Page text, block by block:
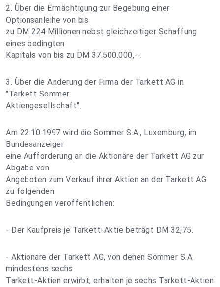
2. Über die Ermächtigung zur Begebung einer
Optionsanleihe von bis
zu DM 224 Millionen nebst gleichzeitiger Schaffung
eines bedingten
Kapitals von bis zu DM 37.500.000,--.
3. Über die Änderung der Firma der Tarkett AG in
"Tarkett Sommer
Aktiengesellschaft".
Am 22.10.1997 wird die Sommer S.A., Luxemburg, im
Bundesanzeiger
eine Aufforderung an die Aktionäre der Tarkett AG zur
Abgabe von
Angeboten zum Verkauf ihrer Aktien an der Tarkett AG
zu folgenden
Bedingungen veröffentlichen:
- Der Kaufpreis je Tarkett-Aktie beträgt DM 32,75.
- Aktionäre der Tarkett AG, von denen Sommer S.A.
mindestens sechs
Tarkett-Aktien erwirbt, erhalten je sechs Tarkett-Aktien